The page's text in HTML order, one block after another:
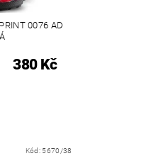
0076 AD
380 Kč
Kód: 5670/38